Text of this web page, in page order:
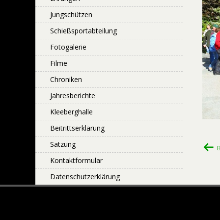
Jungschützen
Schießsportabteilung
Fotogalerie
Filme
Chroniken
Jahresberichte
Kleeberghalle
Beitrittserklärung
Satzung
Kontaktformular
Datenschutzerklärung